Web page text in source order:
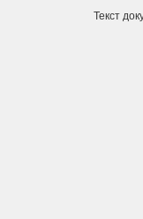
Текст